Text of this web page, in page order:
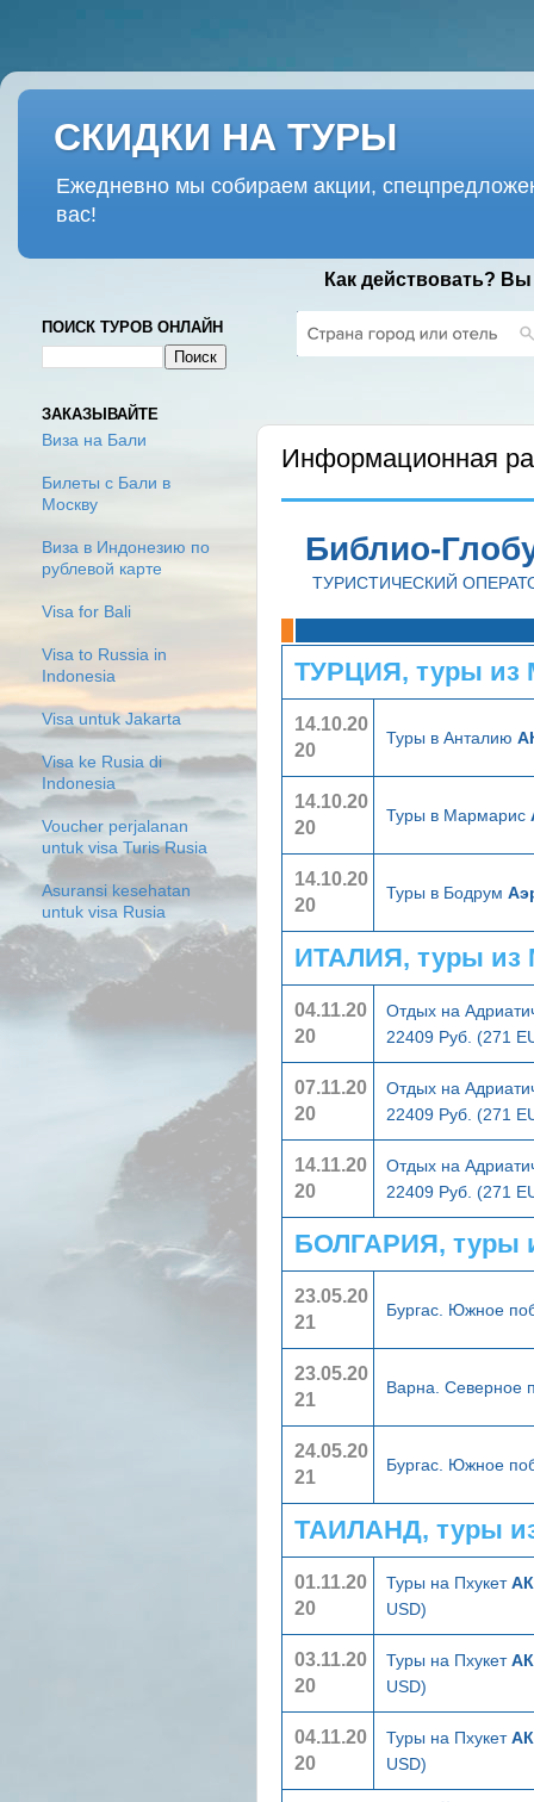
СКИДКИ НА ТУРЫ
Ежедневно мы собираем акции,
вас!
Как действовать?
Информационная
Библио-
ТУРИСТИЧЕСКИЙ
ТУРЦИЯ, туры из
14.10.20
20
Туры в Анталию
14.10.20
20
Туры в Мармарис
14.10.20
20
Туры в Бодрум
ИТАЛИЯ, туры из
04.11.20
20
Отдых на
22409 Руб. (271
07.11.20
20
Отдых на
22409 Руб. (271
14.11.20
20
Отдых на
22409 Руб. (271
БОЛГАРИЯ, туры
23.05.20
21
Бургас. Южное
23.05.20
21
Варна. Северное
24.05.20
21
Бургас. Южное
ТАИЛАНД, туры
01.11.20
20
Туры на Пхукет
USD)
03.11.20
20
Туры на Пхукет
USD)
04.11.20
20
Туры на Пхукет
USD)
ПОИСК ТУРОВ ОНЛАЙН
ЗАКАЗЫВАЙТЕ
Виза на Бали
Билеты с Бали в
Москву
Виза в Индонезию по
рублевой карте
Visa for Bali
Visa to Russia in
Indonesia
Visa untuk Jakarta
Visa ke Rusia di
Indonesia
Voucher perjalanan
untuk visa Turis Rusia
Asuransi kesehatan
untuk visa Rusia